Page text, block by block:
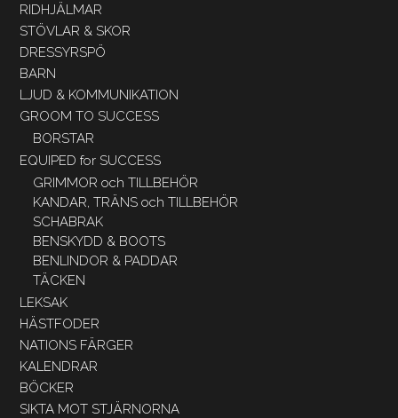
RIDHJÄLMAR
STÖVLAR & SKOR
DRESSYRSPÖ
BARN
LJUD & KOMMUNIKATION
GROOM TO SUCCESS
BORSTAR
EQUIPED for SUCCESS
GRIMMOR och TILLBEHÖR
KANDAR, TRÄNS och TILLBEHÖR
SCHABRAK
BENSKYDD & BOOTS
BENLINDOR & PADDAR
TÄCKEN
LEKSAK
HÄSTFODER
NATIONS FÄRGER
KALENDRAR
BÖCKER
SIKTA MOT STJÄRNORNA